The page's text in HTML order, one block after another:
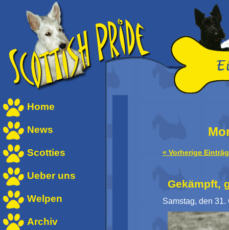
Home
News
Scotties
Ueber uns
Welpen
Archiv
« Vorherige
Gekämpft,
Samstag, den 31.